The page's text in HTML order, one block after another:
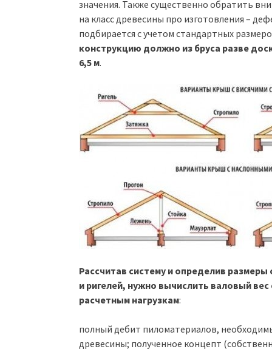
значения. Также существенно обратить
на класс древесины про изготовления –
подбирается с учетом стандартных
конструкцию должно из бруса разве
6,5 м.
Рассчитав систему и определив размеры
и ригелей, нужно вычислить валовый
расчетным нагрузкам:
полный дебит пиломатериалов,
древесины; полученное концепт